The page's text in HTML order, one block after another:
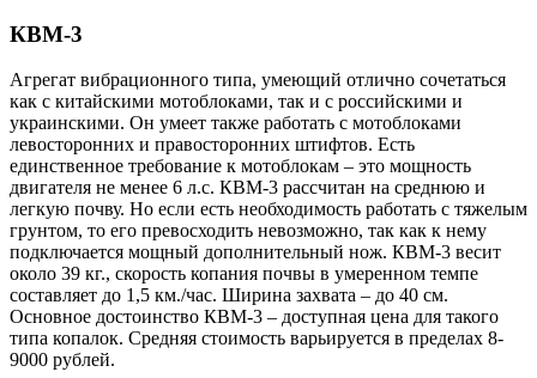
КВМ-3
Агрегат вибрационного типа, умеющий отлично сочетаться
как с китайскими мотоблоками, так и с российскими и
украинскими. Он умеет также работать с мотоблоками
левосторонних и правосторонних штифтов. Есть
единственное требование к мотоблокам – это мощность
двигателя не менее 6 л.с. КВМ-3 рассчитан на среднюю и
легкую почву. Но если есть необходимость работать с тяжелым
грунтом, то его превосходить невозможно, так как к нему
подключается мощный дополнительный нож. КВМ-3 весит
около 39 кг., скорость копания почвы в умеренном темпе
составляет до 1,5 км./час. Ширина захвата – до 40 см.
Основное достоинство КВМ-3 – доступная цена для такого
типа копалок. Средняя стоимость варьируется в пределах 8-
9000 рублей.